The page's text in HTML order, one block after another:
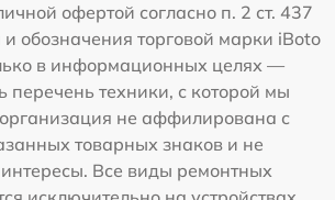
офертой согласно п. 2 ст. 437
обозначения торговой марки iBoto
в информационных целях —
перечень техники, с которой мы
не аффилирована с
товарных знаков и не
интересы. Все виды ремонтных